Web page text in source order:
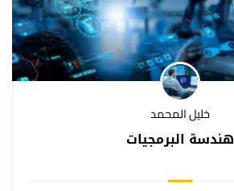
خليل المحمد
هندسة البرمجيات